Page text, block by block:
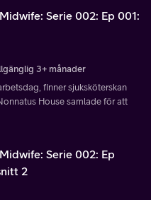
Serie 002: Ep 001:
3+ månader
finner sjuksköterskan
House samlade för att
Serie 002: Ep
2